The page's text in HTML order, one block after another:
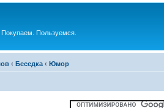
Пользуемся.
‹ Беседка ‹ Юмор